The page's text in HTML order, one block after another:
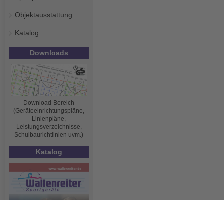
Objektausstattung
Katalog
Downloads
Download-Bereich
(Geräteeinrichtungspläne,
Linienpläne,
Leistungsverzeichnisse,
Schulbaurichtlinien uvm.)
Katalog